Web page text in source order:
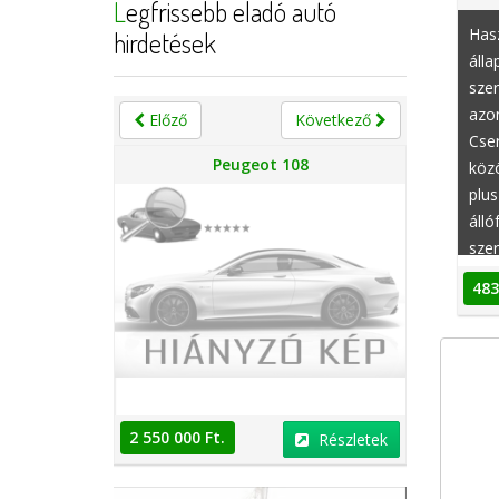
Legfrissebb eladó autó
hirdetések
Előző Következő
Peugeot 108
2 550 000 Ft. Részletek